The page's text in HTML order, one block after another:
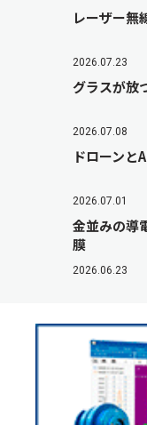
レーザー無
2026.07.23
グラスが放
2026.07.08
ドローン
2026.07.01
金並みの導
膜
2026.06.23